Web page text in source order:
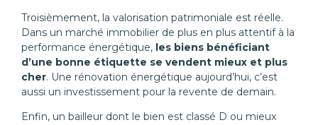
Troisièmement, la valorisation patrimoniale est réelle.
Dans un marché immobilier de plus en plus attentif à la
performance énergétique, les biens bénéficiant
d’une bonne étiquette se vendent mieux et plus
cher. Une rénovation énergétique aujourd’hui, c’est
aussi un investissement pour la revente de demain.
Enfin, un bailleur dont le bien est classé D ou mieux